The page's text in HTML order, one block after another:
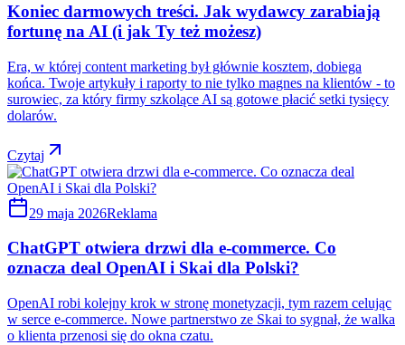
Koniec darmowych treści. Jak wydawcy zarabiają
fortunę na AI (i jak Ty też możesz)
Era, w której content marketing był głównie kosztem, dobiega
końca. Twoje artykuły i raporty to nie tylko magnes na klientów - to
surowiec, za który firmy szkolące AI są gotowe płacić setki tysięcy
dolarów.
Czytaj
29 maja 2026Reklama
ChatGPT otwiera drzwi dla e-commerce. Co
oznacza deal OpenAI i Skai dla Polski?
OpenAI robi kolejny krok w stronę monetyzacji, tym razem celując
w serce e-commerce. Nowe partnerstwo ze Skai to sygnał, że walka
o klienta przenosi się do okna czatu.